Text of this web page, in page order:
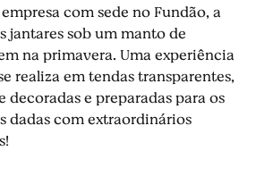
com sede no Fundão, a
jantares sob um manto de
na primavera. Uma experiência
realiza em tendas transparentes,
e preparadas para os
dadas com extraordinários